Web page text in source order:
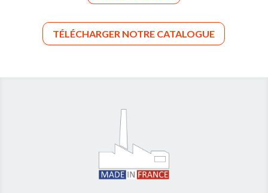
TÉLÉCHARGER NOTRE CATALOGUE